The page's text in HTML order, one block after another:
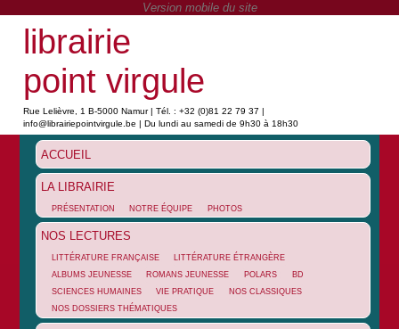
librairie
point virgule
Rue Lelièvre, 1 B-5000 Namur | Tél. : +32 (0)81 22 79 37 |
info@librairiepointvirgule.be | Du lundi au samedi de 9h30 à 18h30
ACCUEIL
LA LIBRAIRIE
PRÉSENTATION NOTRE ÉQUIPE PHOTOS
NOS LECTURES
LITTÉRATURE FRANÇAISE
LITTÉRATURE ÉTRANGÈRE
ALBUMS JEUNESSE
ROMANS JEUNESSE POLARS
BD
SCIENCES HUMAINES
VIE PRATIQUE
NOS CLASSIQUES
NOS DOSSIERS THÉMATIQUES